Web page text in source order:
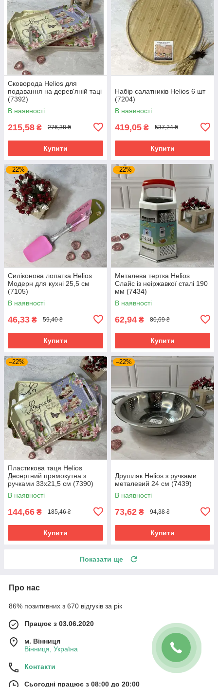
Сковорода Helios для
подавання на дерев'яній таці
(7392)
В наявності
215,58 ₴ 276,38 ₴
Купити
Набір салатників Helios 6 шт
(7204)
В наявності
419,05 ₴ 537,24 ₴
Купити
–22%
Силіконова лопатка Helios
Модерн для кухні 25,5 см
(7105)
В наявності
46,33 ₴ 59,40 ₴
Купити
–22%
Металева тертка Helios
Слайс із неіржавкої сталі 190
мм (7434)
В наявності
62,94 ₴ 80,69 ₴
Купити
–22%
Пластикова таця Helios
Десертний прямокутна з
ручками 33х21,5 см (7390)
В наявності
144,66 ₴ 185,46 ₴
Купити
–22%
Друшляк Helios з ручками
металевий 24 см (7439)
В наявності
73,62 ₴ 94,38 ₴
Купити
Показати ще
Про нас
86% позитивних з 670 відгуків за рік
Працює з 03.06.2020
м. Вінниця
Вінниця, Україна
Контакти
Сьогодні працює з 08:00 до 20:00